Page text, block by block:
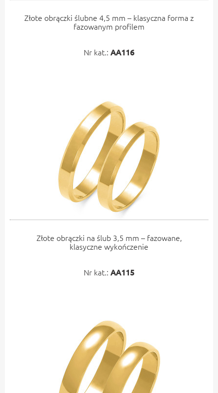
Złote obrączki ślubne 4,5 mm – klasyczna forma z
fazowanym profilem
Nr kat.: AA116
Złote obrączki na ślub 3,5 mm – fazowane,
klasyczne wykończenie
Nr kat.: AA115